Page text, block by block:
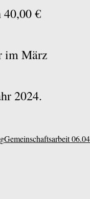
€
im März
2024.
Gemeinschaftsarbeit